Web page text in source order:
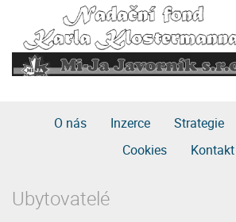
O nás Inzerce Strategie
Cookies
Kontakt
Ubytovatelé